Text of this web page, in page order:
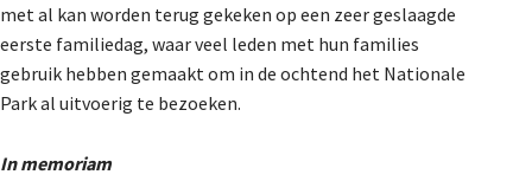
met al kan worden terug gekeken op een zeer geslaagde
eerste familiedag, waar veel leden met hun families
gebruik hebben gemaakt om in de ochtend het Nationale
Park al uitvoerig te bezoeken.
In memoriam